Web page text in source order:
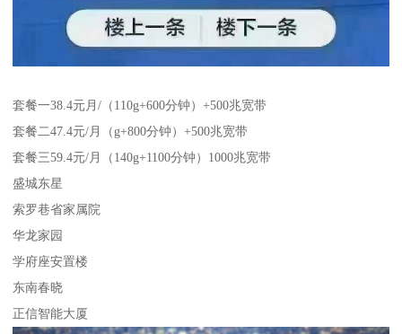
套餐一38.4元月/（110g+600分钟）+500兆宽带
套餐二47.4元/月（g+800分钟）+500兆宽带
套餐三59.4元/月（140g+1100分钟）1000兆宽带
盛城东星
索罗巷省家属院
华龙家园
学府座安置楼
东南春晓
正信智能大厦